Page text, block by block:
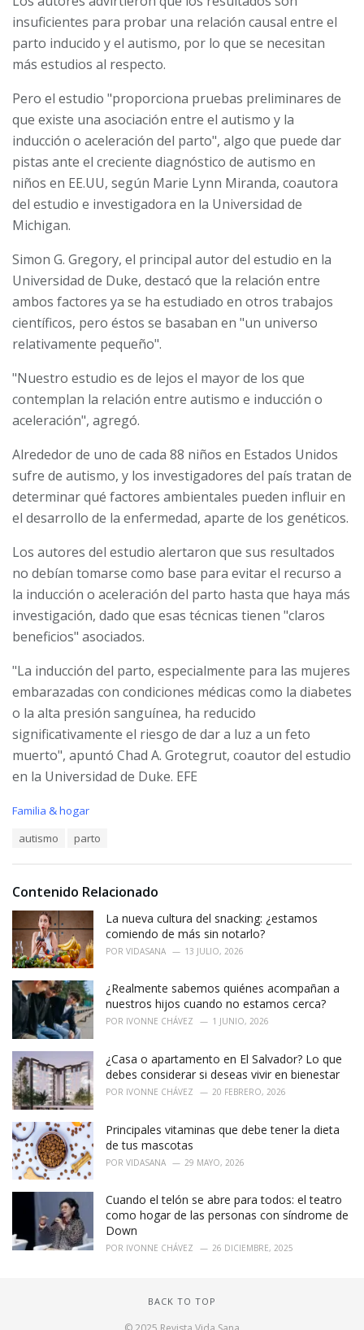
insuficientes para probar una relación causal entre el
parto inducido y el autismo, por lo que se necesitan
más estudios al respecto.
Pero el estudio "proporciona pruebas preliminares de
que existe una asociación entre el autismo y la
inducción o aceleración del parto", algo que puede dar
pistas ante el creciente diagnóstico de autismo en
niños en EE.UU, según Marie Lynn Miranda, coautora
del estudio e investigadora en la Universidad de
Michigan.
Simon G. Gregory, el principal autor del estudio en la
Universidad de Duke, destacó que la relación entre
ambos factores ya se ha estudiado en otros trabajos
científicos, pero éstos se basaban en "un universo
relativamente pequeño".
"Nuestro estudio es de lejos el mayor de los que
contemplan la relación entre autismo e inducción o
aceleración", agregó.
Alrededor de uno de cada 88 niños en Estados Unidos
sufre de autismo, y los investigadores del país tratan de
determinar qué factores ambientales pueden influir en
el desarrollo de la enfermedad, aparte de los genéticos.
Los autores del estudio alertaron que sus resultados
no debían tomarse como base para evitar el recurso a
la inducción o aceleración del parto hasta que haya más
investigación, dado que esas técnicas tienen "claros
beneficios" asociados.
"La inducción del parto, especialmente para las mujeres
embarazadas con condiciones médicas como la diabetes
o la alta presión sanguínea, ha reducido
significativamente el riesgo de dar a luz a un feto
muerto", apuntó Chad A. Grotegrut, coautor del estudio
en la Universidad de Duke. EFE
C
r
i
e
s
:
Familia & hogar
:
autismo parto
Contenido Relacionado
La nueva cultura del snacking: ¿estamos
comiendo de más sin notarlo?
POR VIDASANA 13 JULIO, 2026
¿Realmente sabemos quiénes acompañan a
nuestros hijos cuando no estamos cerca?
POR IVONNE CHÁVEZ 1 JUNIO, 2026
¿Casa o apartamento en El Salvador? Lo que
debes considerar si deseas vivir en bienestar
POR IVONNE CHÁVEZ 20 FEBRERO, 2026
Principales vitaminas que debe tener la dieta
de tus mascotas
POR VIDASANA 29 MAYO, 2026
Cuando el telón se abre para todos: el teatro
como hogar de las personas con síndrome de
Down
POR IVONNE CHÁVEZ 26 DICIEMBRE, 2025
BACK TO TOP